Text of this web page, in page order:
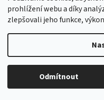
prohlížení webu a díky
zlepšovali jeho funkce,
Odmítnout
Copyright 2026
Upravit